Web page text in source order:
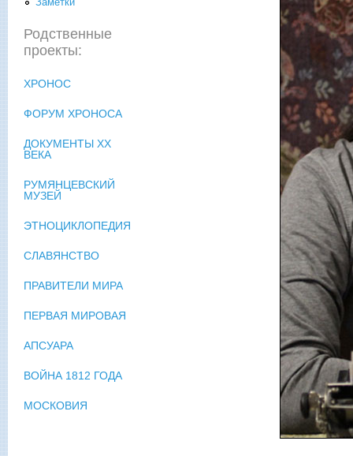
Родственные
проекты:
ХРОНОС
ФОРУМ ХРОНОСА
ДОКУМЕНТЫ XX
ВЕКА
РУМЯНЦЕВСКИЙ
МУЗЕЙ
ЭТНОЦИКЛОПЕДИЯ
СЛАВЯНСТВО
ПРАВИТЕЛИ МИРА
ПЕРВАЯ МИРОВАЯ
АПСУАРА
ВОЙНА 1812 ГОДА
МОСКОВИЯ